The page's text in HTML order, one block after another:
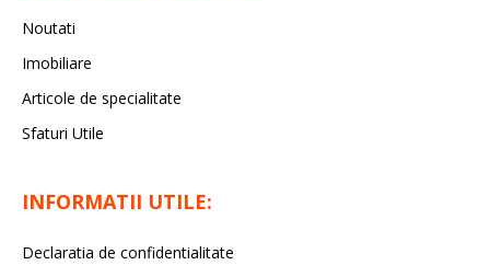
Noutati
Imobiliare
Articole de specialitate
Sfaturi Utile
INFORMATII UTILE:
Declaratia de confidentialitate